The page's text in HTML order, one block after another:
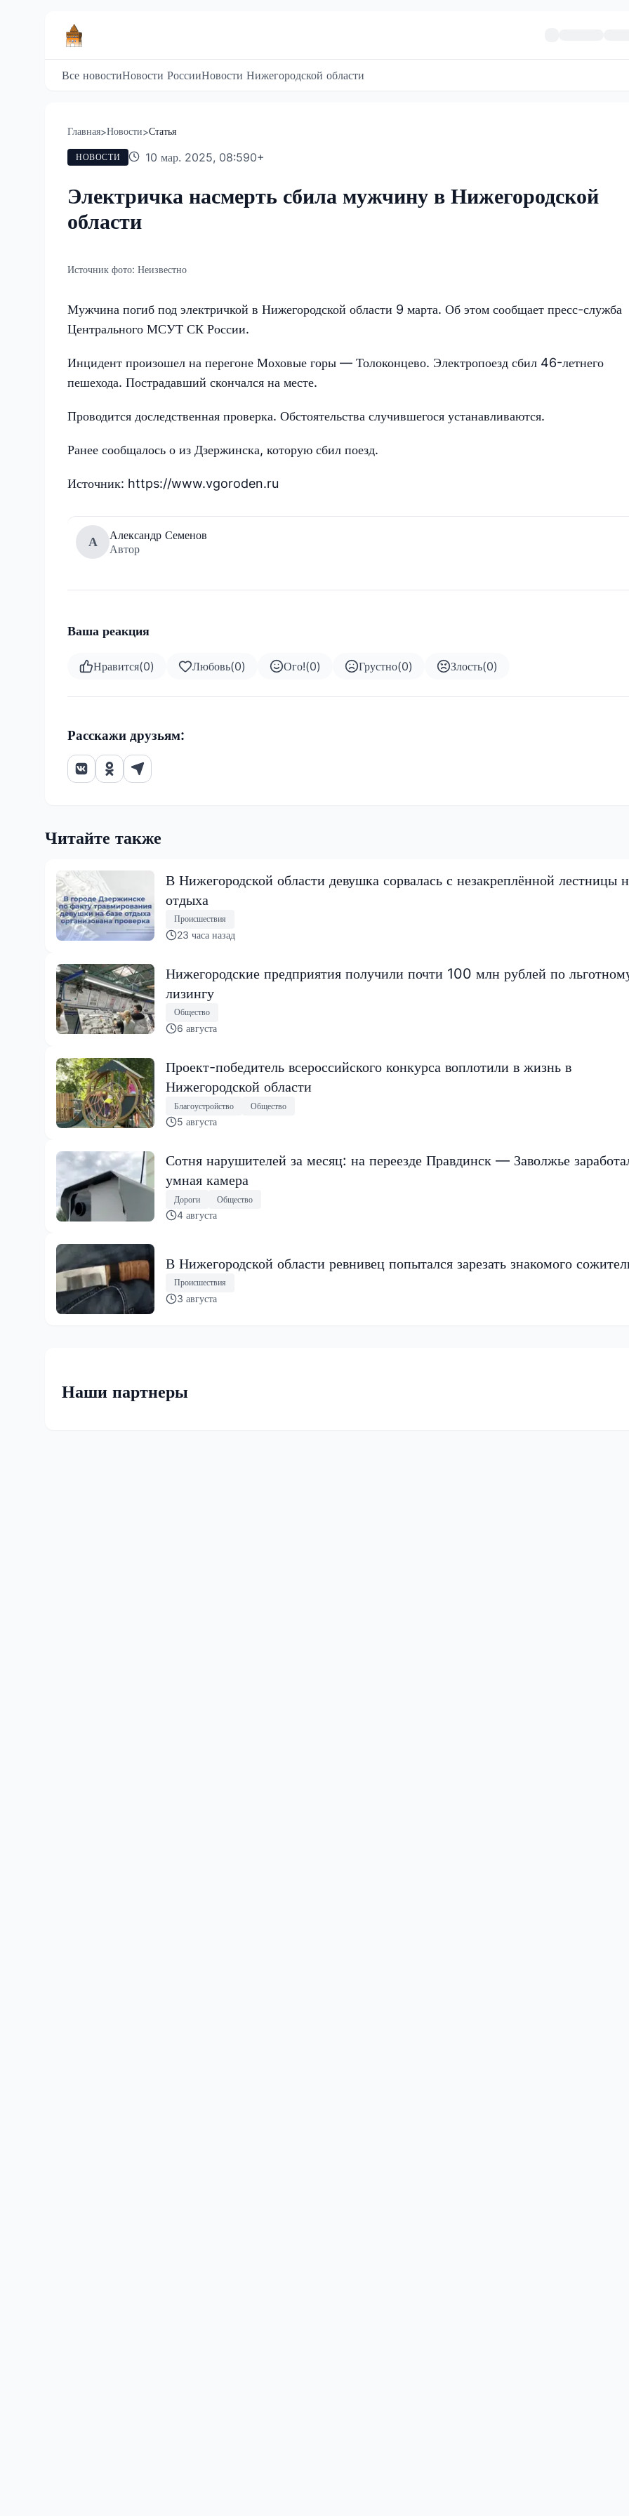
Все новостиНовости РоссииНовости Нижегородской области
Главная>Новости>Статья
НОВОСТИ 10 мар. 2025, 08:590+
Электричка насмерть сбила мужчину в Нижегородской
области
Источник фото: Неизвестно
Мужчина погиб под электричкой в Нижегородской области 9 марта. Об этом сообщает пресс-служба
Центрального МСУТ СК России.
Инцидент произошел на перегоне Моховые горы — Толоконцево. Электропоезд сбил 46-летнего
пешехода. Пострадавший скончался на месте.
Проводится доследственная проверка. Обстоятельства случившегося устанавливаются.
Ранее сообщалось о из Дзержинска, которую сбил поезд.
Источник: https://www.vgoroden.ru
А
Александр Семенов
Автор
Ваша реакция
Нравится(0) Любовь(0) Ого!(0) Грустно(0) Злость(0)
Расскажи друзьям:
Читайте также
В Нижегородской области девушка сорвалась с незакреплённой лестницы
отдыха
Происшествия
23 часа назад
Нижегородские предприятия получили почти 100 млн рублей по
лизингу
Общество
6 августа
Проект-победитель всероссийского конкурса воплотили в жизнь в
Нижегородской области
Благоустройство Общество
5 августа
Сотня нарушителей за месяц: на переезде Правдинск — Заволжье
умная камера
Дороги Общество
4 августа
В Нижегородской области ревнивец попытался зарезать знакомого
Происшествия
3 августа
Наши партнеры